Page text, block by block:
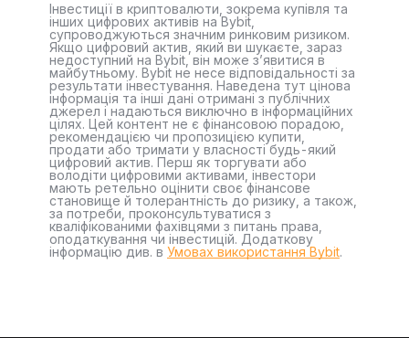
Інвестиції в криптовалюти, зокрема купівля та
інших цифрових активів на Bybit,
супроводжуються значним ринковим ризиком.
Якщо цифровий актив, який ви шукаєте, зараз
недоступний на Bybit, він може з’явитися в
майбутньому. Bybit не несе відповідальності за
результати інвестування. Наведена тут цінова
інформація та інші дані отримані з публічних
джерел і надаються виключно в інформаційних
цілях. Цей контент не є фінансовою порадою,
рекомендацією чи пропозицією купити,
продати або тримати у власності будь-який
цифровий актив. Перш як торгувати або
володіти цифровими активами, інвестори
мають ретельно оцінити своє фінансове
становище й толерантність до ризику, а також,
за потреби, проконсультуватися з
кваліфікованими фахівцями з питань права,
оподаткування чи інвестицій. Додаткову
інформацію див. в Умовах використання Bybit.